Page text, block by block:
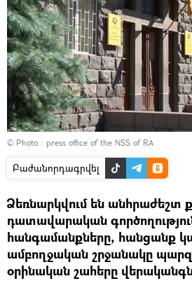
© Photo : press office of the NSS of RA
Բաժանորդագրվել
Ձեռնարկվում են անհրաժեշտ
դատավարական
հանգամանքները, հանցանք
ամբողջական շրջանակը
օրինական շահերը